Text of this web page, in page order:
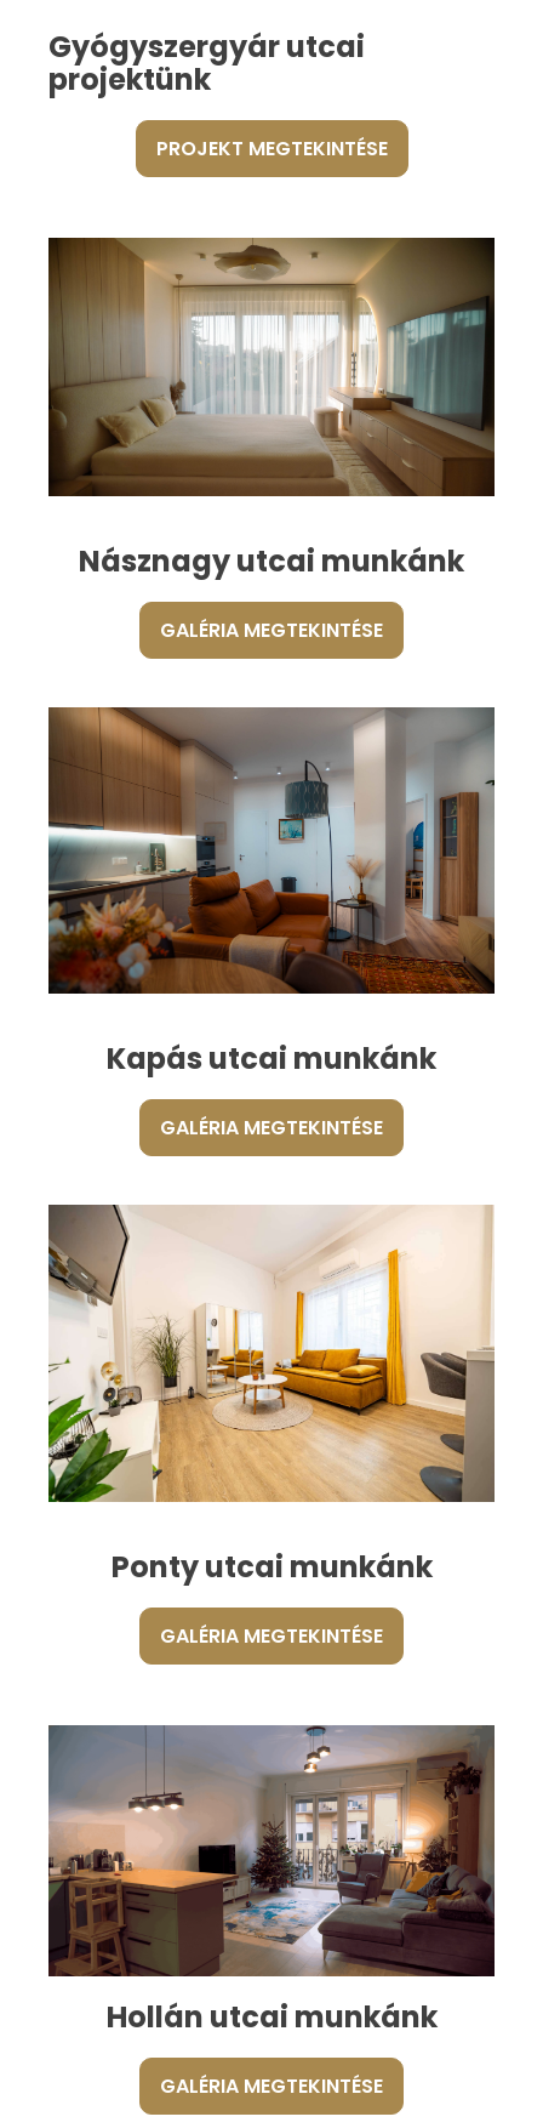
Gyógyszergyár utcai
projektünk
PROJEKT MEGTEKINTÉSE
Násznagy utcai munkánk
GALÉRIA MEGTEKINTÉSE
Kapás utcai munkánk
GALÉRIA MEGTEKINTÉSE
Ponty utcai munkánk
GALÉRIA MEGTEKINTÉSE
Hollán utcai munkánk
GALÉRIA MEGTEKINTÉSE